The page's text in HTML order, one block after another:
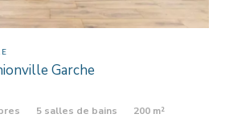
Garche
5 salles de bains 200 m²